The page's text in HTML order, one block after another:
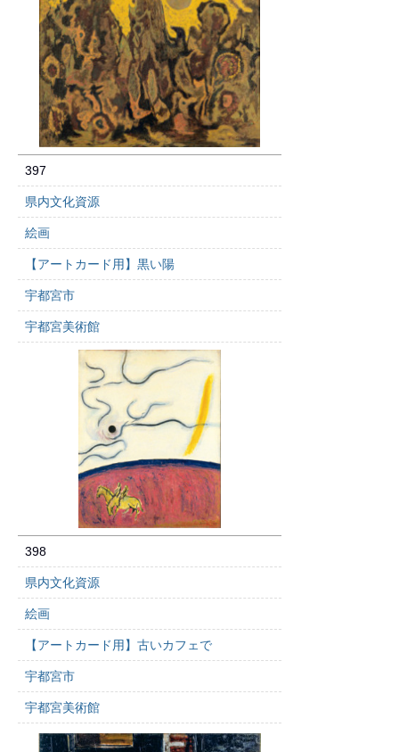
397
県内文化資源
絵画
【アートカード用】黒い陽
宇都宮市
宇都宮美術館
398
県内文化資源
絵画
【アートカード用】古いカフェで
宇都宮市
宇都宮美術館